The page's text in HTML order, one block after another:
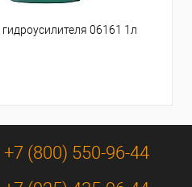
06161 1л
+7 (800) 550-96-44